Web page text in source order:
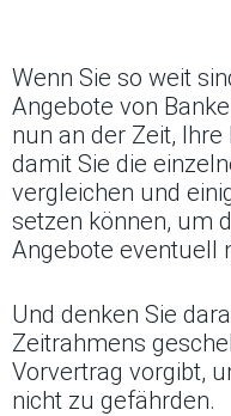
Wenn Sie so weit
Angebote von
nun an der Zeit,
damit Sie die
vergleichen und
setzen können, um
Angebote eventuell
Und denken Sie
Zeitrahmens
Vorvertrag vorgibt,
nicht zu gefährden.